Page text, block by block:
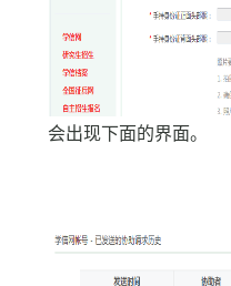
会出现下面的界面。